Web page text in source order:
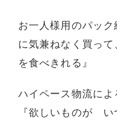
お一人様用のパッ
に気兼ねなく買っ
を食べきれる』
ハイペース物流に
『欲しいものが い